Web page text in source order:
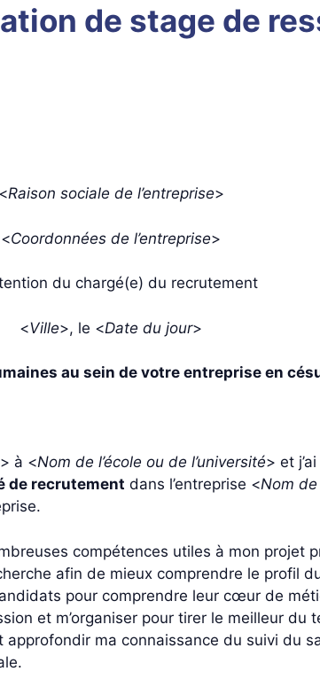
de stage de
<Raison sociale de l’entreprise>
<Coordonnées de l’entreprise>
du chargé(e) du recrutement
<Ville>, le <Date du jour>
au sein de votre entreprise en
> à <Nom de l’école ou de l’université> et
de recrutement dans l’entreprise <Nom
compétences utiles à mon projet
afin de mieux comprendre le profil
pour comprendre leur cœur de
et m’organiser pour tirer le meilleur du
ma connaissance du suivi du